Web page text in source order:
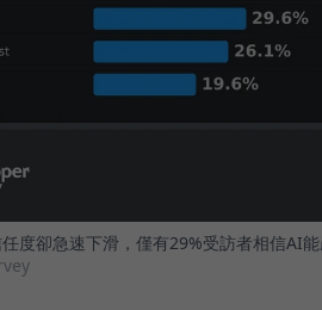
度卻急速下滑，僅有29%受訪者相信AI